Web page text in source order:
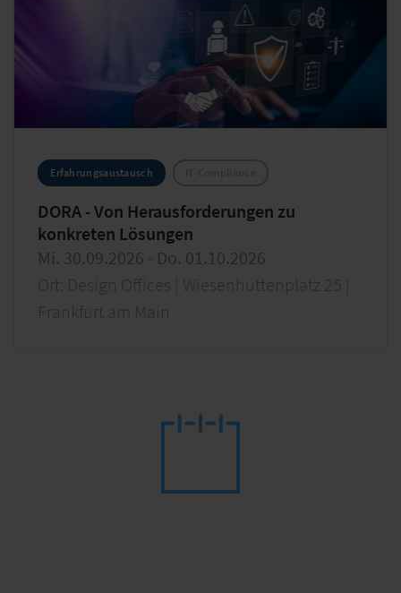
Erfahrungsaustausch
DORA - Von Herausforderungen zu
konkreten Lösungen
Mi. 30.09.2026 - Do. 01.10.2026
Ort: Design Offices | Wiesenhüttenplatz 25 |
Frankfurt am Main